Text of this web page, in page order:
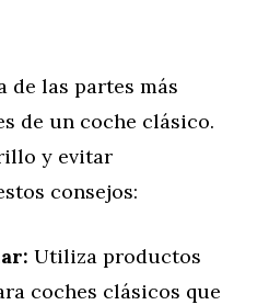
de las partes más
de un coche clásico.
y evitar
consejos:
Utiliza productos
coches clásicos que